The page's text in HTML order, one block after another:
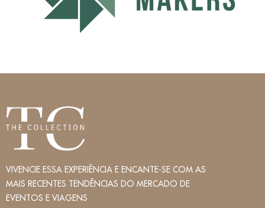
VIVENCIE ESSA EXPERIÊNCIA E ENCANTE-SE COM AS
MAIS RECENTES TENDÊNCIAS DO MERCADO DE
EVENTOS E VIAGENS